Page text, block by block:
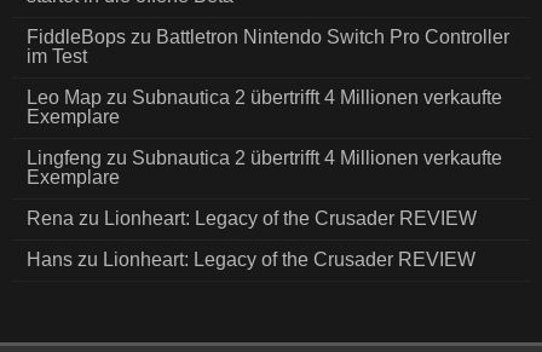
FiddleBops zu Battletron Nintendo Switch Pro Controller
im Test
Leo Map zu Subnautica 2 übertrifft 4 Millionen verkaufte
Exemplare
Lingfeng zu Subnautica 2 übertrifft 4 Millionen verkaufte
Exemplare
Rena zu Lionheart: Legacy of the Crusader REVIEW
Hans zu Lionheart: Legacy of the Crusader REVIEW